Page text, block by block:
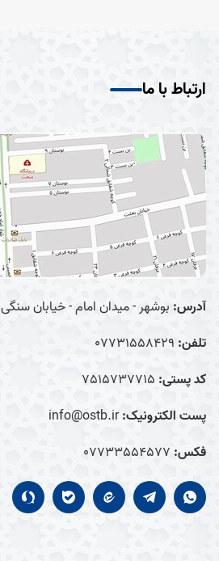
ارتباط با ما
آدرس: بوشهر - میدان امام - خیابان سنگی
تلفن: 07731558429
کد پستی: 7515737715
پست الکترونیک:info@ostb.ir
فکس: 07733554577